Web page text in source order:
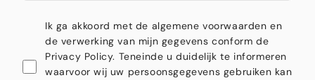
Ik ga akkoord met de algemene voorwaarden en
de verwerking van mijn gegevens conform de
Privacy Policy. Teneinde u duidelijk te informeren
waarvoor wij uw persoonsgegevens gebruiken kan